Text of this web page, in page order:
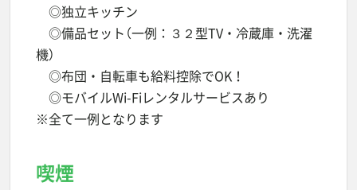
◎独立キッチン
◎備品セット（一例：３２型TV・冷蔵庫・洗濯
機）
◎布団・自転車も給料控除でOK！
◎モバイルWi-Fiレンタルサービスあり
※全て一例となります
喫煙